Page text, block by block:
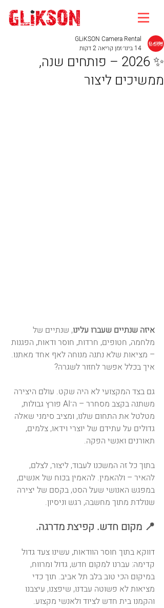
✨ 2026 – פותחים שנה,
ממשיכים ליצור
GLiKSON Camera Rental
14 בינו׳
זמן קריאה 2 דקות
איזה שנתיים שעברו עלינו, שנתיים של
מלחמה, חטופים, חרדות, חוסר ודאות, הפגנות
– מציאות שלא נתנה מנוחה לאף אחד מאתנו.
איך בכלל אפשר לחזור לשגרה?
גם בצד המקצועי לא היה שקט. עולם היצירה
משתנה בקצב מסחרר – ה־AI פורץ גבולות,
מטלטל את התחום שלנו, ומציב סימני שאלה
גדולים על עתידם של יוצרי וידאו, צלמים,
תאורנים ואנשי הפקה.
בתוך כל זה המשכנו לעבוד, ליצור, לצלם,
להאיר – ולהאמין. להאמין בכוח של אנשים,
במפגש האנושי שעל הסט, בקסם של יצירה
שנולדת מתוך מחשבה, רגש וניסיון.
📍 מקום חדש. קפיצת מדרגה.
דווקא בתוך חוסר הוודאות, עשינו צעד גדול
קדימה: עברנו למקום חדש, גדול ומרווח,
במיקום הכי טוב בלב תל אביב. תוך כדי
מציאות לא פשוטה עבדנו, שיפצנו, עיצבנו
והקמנו בית חדש לציוד ולאנשי מקצוע.